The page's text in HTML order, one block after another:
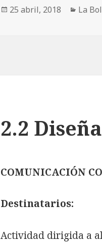
Publicado
25 abril, 2018 La
2.2
COMUNICACIÓN
Destinatarios:
Actividad dirigida a